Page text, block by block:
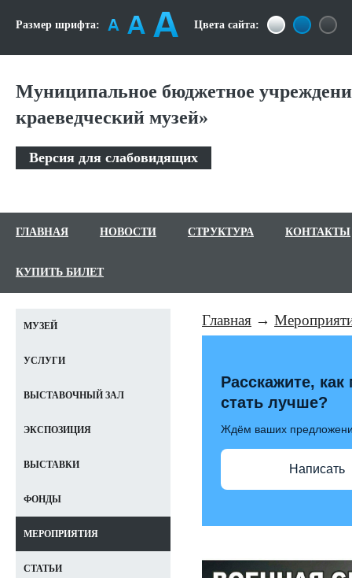
Размер шрифта: Цвета сайта:
Муниципальное бюджетное
краеведческий музей»
Версия для слабовидящих
ГЛАВНАЯ НОВОСТИ СТРУКТУРА КОНТАКТЫ
КУПИТЬ БИЛЕТ
Главная
Расскажите,
стать лучше?
Ждём ваших
Написать
МУЗЕЙ
УСЛУГИ
ВЫСТАВОЧНЫЙ ЗАЛ
ЭКСПОЗИЦИЯ
ВЫСТАВКИ
ФОНДЫ
МЕРОПРИЯТИЯ
СТАТЬИ